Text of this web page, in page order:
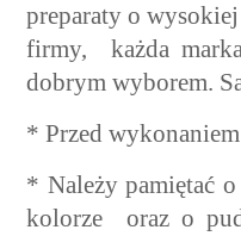
preparaty o
firmy, każda
dobrym wyborem.
* Przed
* Należy pamiętać
kolorze oraz o